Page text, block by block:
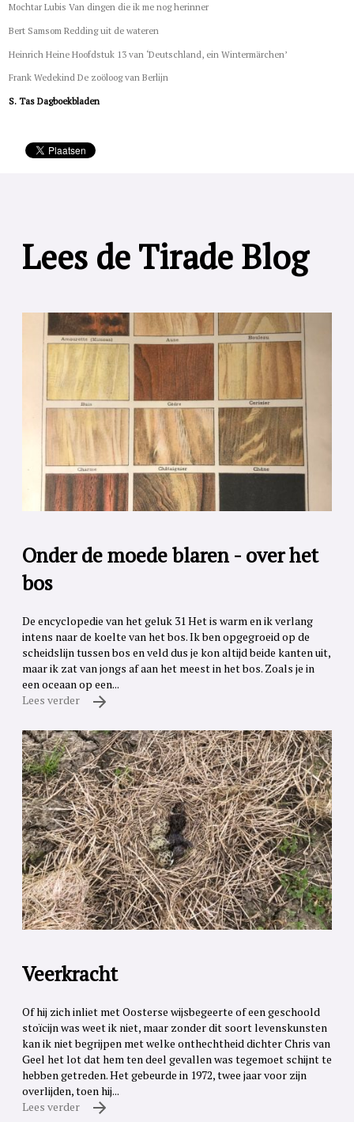
Mochtar Lubis Van dingen die ik me nog herinner
Bert Samsom Redding uit de wateren
Heinrich Heine Hoofdstuk 13 van ‘Deutschland, ein Wintermärchen’
Frank Wedekind De zoöloog van Berlijn
S. Tas Dagboekbladen
Lees de Tirade Blog
Onder de moede blaren - over het
bos
De encyclopedie van het geluk 31 Het is warm en ik verlang
intens naar de koelte van het bos. Ik ben opgegroeid op de
scheidslijn tussen bos en veld dus je kon altijd beide kanten uit,
maar ik zat van jongs af aan het meest in het bos. Zoals je in
een oceaan op een...
Lees verder
Veerkracht
Of hij zich inliet met Oosterse wijsbegeerte of een geschoold
stoïcijn was weet ik niet, maar zonder dit soort levenskunsten
kan ik niet begrijpen met welke onthechtheid dichter Chris van
Geel het lot dat hem ten deel gevallen was tegemoet schijnt te
hebben getreden. Het gebeurde in 1972, twee jaar voor zijn
overlijden, toen hij...
Lees verder